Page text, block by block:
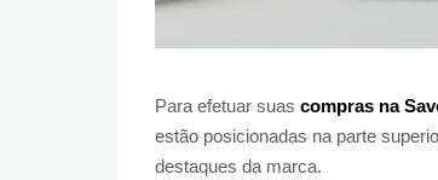
Para efetuar suas compras na
estão posicionadas na parte
destaques da marca.